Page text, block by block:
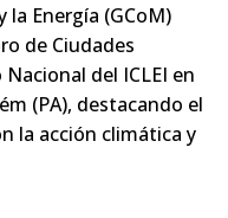
la Energía (GCoM)
de Ciudades
del ICLEI en
(PA), destacando el
la acción climática y